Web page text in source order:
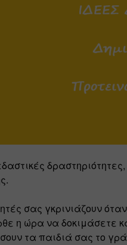
σας γκρινιάζουν
η ώρα να δοκιμάσετε
τα παιδιά σας το